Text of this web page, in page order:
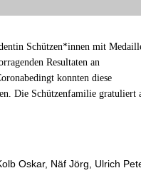
Schützen*innen mit
Resultaten an
konnten diese
Die Schützenfamilie gratuliert
Oskar, Näf Jörg, Ulrich